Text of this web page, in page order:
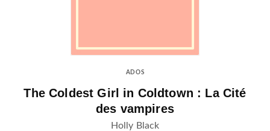
ADOS
The Coldest Girl in Coldtown : La Cité
des vampires
Holly Black